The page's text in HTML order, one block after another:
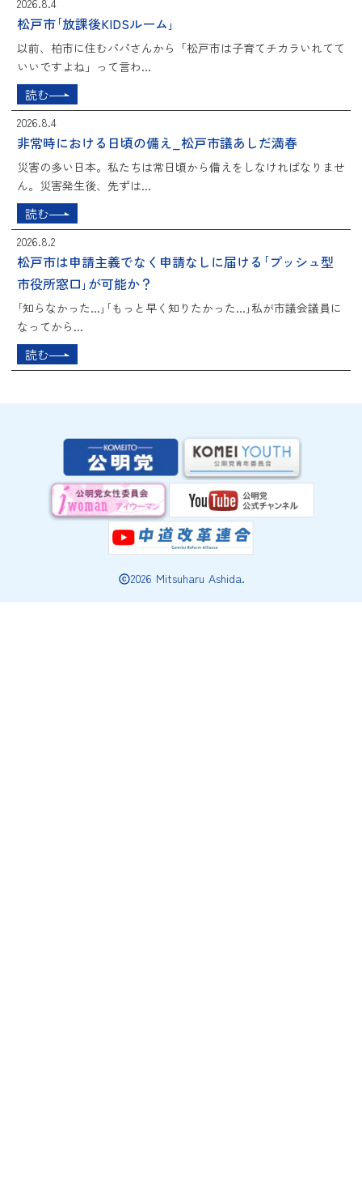
2026.8.4
松戸市｢放課後KIDSルーム｣
以前、柏市に住むパパさんから「松戸市は子育てチカラいれてて
いいですよね」って言わ...
読む
2026.8.4
非常時における日頃の備え_松戸市議あしだ満春
災害の多い日本。私たちは常日頃から備えをしなければなりませ
ん。災害発生後、先ずは...
読む
2026.8.2
松戸市は申請主義でなく申請なしに届ける｢プッシュ型
市役所窓口｣が可能か？
｢知らなかった...｣｢もっと早く知りたかった...｣私が市議会議員に
なってから...
読む
copyright2026 Mitsuharu Ashida.